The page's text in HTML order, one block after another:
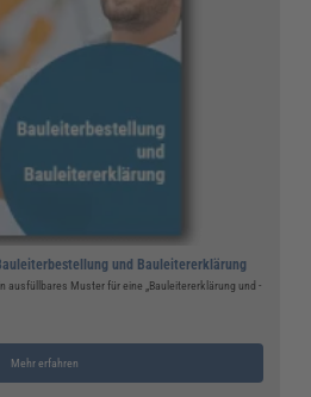
und Bauleitererklärung
ausfüllbares Muster für eine „Bauleitererklärung und -
Mehr erfahren